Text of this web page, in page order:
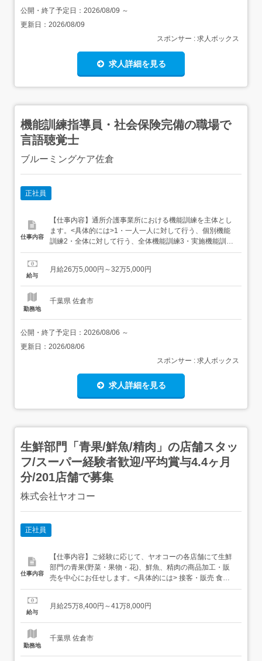
公開・終了予定日： 2026/08/09 ～
更新日： 2026/08/09
スポンサー : 求人ボックス
求人詳細を見る
機能訓練指導員・社会保険完備の職場で
言語聴覚士
ブルーミングケア佐倉
正社員
仕事内容
【仕事内容】通所介護事業所における機能訓練を主体とし
ます。<具体的には>1・一人一人に対して行う、個別機能
訓練2・全体に対して行う、全体機能訓練3・実施機能訓練
の記録4・ご利用者一人一人に対する個別機能訓練計画書
的介護情報システム(LIFE)」の入力がありますが、未経験
給与
月給26万5,000円～32万5,000円
勤務地
千葉県 佐倉市
公開・終了予定日： 2026/08/06 ～
更新日： 2026/08/06
スポンサー : 求人ボックス
求人詳細を見る
生鮮部門「青果/鮮魚/精肉」の店舗スタッ
フ/スーパー経験者歓迎/平均賞与4.4ヶ月
分/201店舗で募集
株式会社ヤオコー
正社員
仕事内容
【仕事内容】ご経験に応じて、ヤオコーの各店舗にて生鮮
部門の青果(野菜・果物・花)、鮮魚、精肉の商品加工・販
売を中心にお任せします。<具体的には> 接客・販売 食品
の加工(魚の切り身・刺身、肉のスライス・加工、野菜の
ど (変更の範囲)上記業務を除く当社業務全般～安心の研修
給与
月給25万8,400円～41万8,000円
勤務地
千葉県 佐倉市